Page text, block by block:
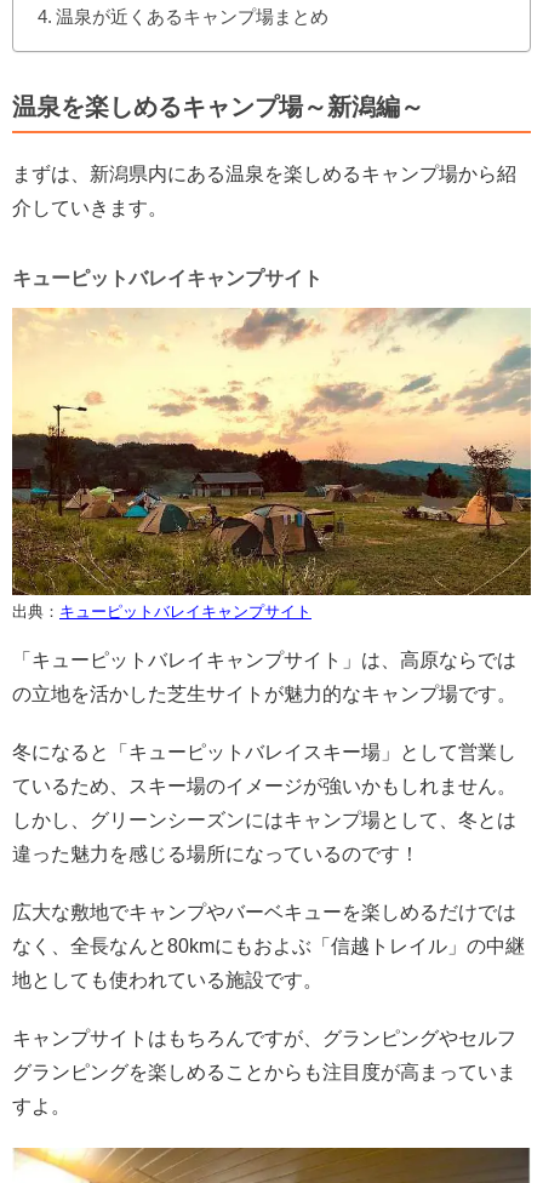
温泉が近くあるキャンプ場まとめ
温泉を楽しめるキャンプ場～新潟編～
まずは、新潟県内にある温泉を楽しめるキャンプ場から紹
介していきます。
キューピットバレイキャンプサイト
出典： キューピットバレイキャンプサイト
「キューピットバレイキャンプサイト」は、高原ならでは
の立地を活かした芝生サイトが魅力的なキャンプ場です。
冬になると「キューピットバレイスキー場」として営業し
ているため、スキー場のイメージが強いかもしれません。
しかし、グリーンシーズンにはキャンプ場として、冬とは
違った魅力を感じる場所になっているのです！
広大な敷地でキャンプやバーベキューを楽しめるだけでは
なく、全長なんと80kmにもおよぶ「信越トレイル」の中継
地としても使われている施設です。
キャンプサイトはもちろんですが、グランピングやセルフ
グランピングを楽しめることからも注目度が高まっていま
すよ。